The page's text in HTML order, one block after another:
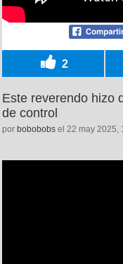
2
Este reverendo hizo
de control
por bobobobs el 22 may 2025,